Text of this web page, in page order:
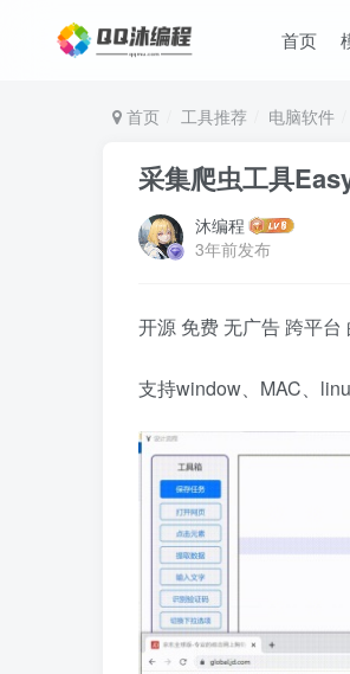
首页
首页 工具推荐 电脑软件
采集爬虫工具
沐编程
3年前发布
开源 免费 无广告 跨平
支持window、MAC、